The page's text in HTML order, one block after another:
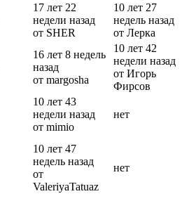
17 лет 22
недели назад
от SHER
10 лет 27
недель назад
от Лерка
16 лет 8 недель
назад
от margosha
10 лет 42
недели назад
от Игорь
Фирсов
10 лет 43
недели назад
от mimio
нет
10 лет 47
недель назад
от
ValeriyaTatuaz
нет